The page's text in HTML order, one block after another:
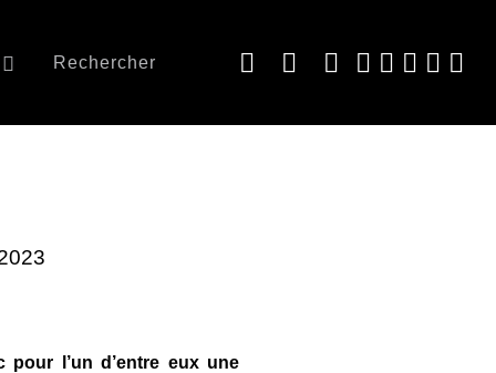
Rechercher
l’un d’entre eux une